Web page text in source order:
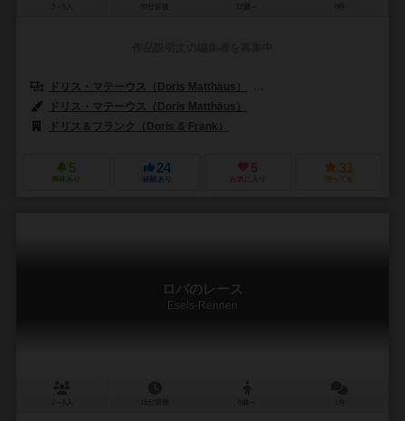
ドリス・マテーウス（Doris Matthäus）
ドリス・マテーウス（Doris Matthäus）
ドリス＆フランク（Doris & Frank）
5
興味あり
24
経験あり
5
お気に入り
31
持ってる
ロバのレース
Esels-Rennen